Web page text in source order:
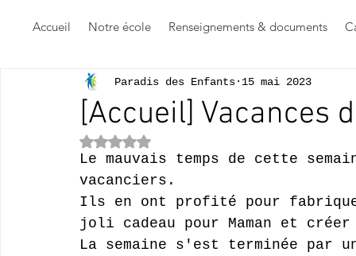
Accueil Notre école Renseignements & documents
[Accueil] Vacances
Paradis des Enfants 15 mai 2023
Noté NaN étoiles sur 5.
Le mauvais temps de cette
vacanciers.
Ils en ont profité pour
joli cadeau pour Maman et
La semaine s'est terminée